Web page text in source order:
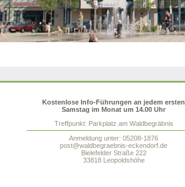
Kostenlose Info-Führungen an jedem ersten
Samstag im Monat um 14.00 Uhr
Treffpunkt: Parkplatz am Waldbegräbnis
Anmeldung unter: 05208-1876
post@waldbegraebnis-eckendorf.de
Bielefelder Straße 222
33818 Leopoldshöhe